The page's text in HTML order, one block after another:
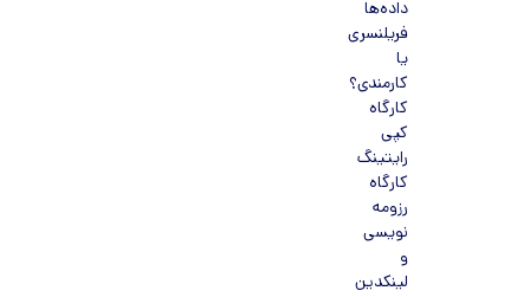
داده‌ها
فریلنسری
یا
کارمندی؟
کارگاه
کپی
رایتینگ
کارگاه
رزومه
نویسی
و
لینکدین